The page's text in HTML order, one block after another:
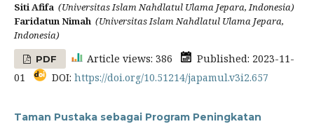
Siti Afifa (Universitas Islam Nahdlatul Ulama Jepara, Indonesia)
Faridatun Nimah (Universitas Islam Nahdlatul Ulama Jepara,
Indonesia)
PDF Article views: 386
Published: 2023-11-
01
DOI: https://doi.org/10.51214/japamul.v3i2.657
Taman Pustaka sebagai Program Peningkatan